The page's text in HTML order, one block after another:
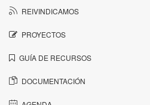
REIVINDICAMOS
PROYECTOS
GUÍA DE RECURSOS
DOCUMENTACIÓN